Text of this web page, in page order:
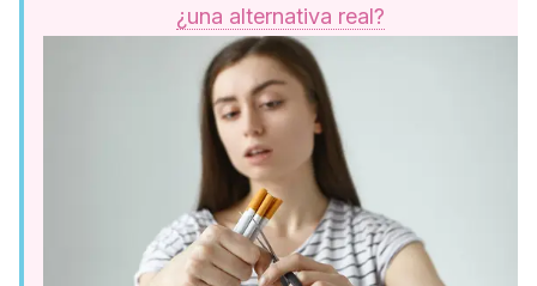
¿una alternativa real?